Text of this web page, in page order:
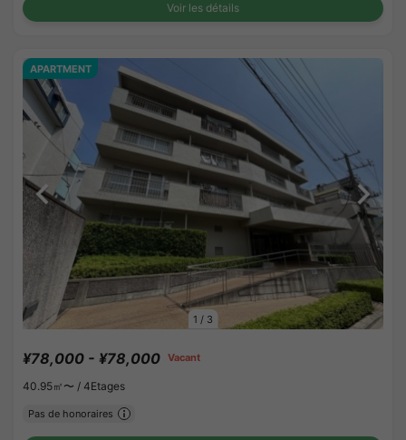
Voir les détails
1 / 3
APARTMENT
¥78,000 - ¥78,000 Vacant
40.95㎡〜 / 4Etages
Pas de honoraires